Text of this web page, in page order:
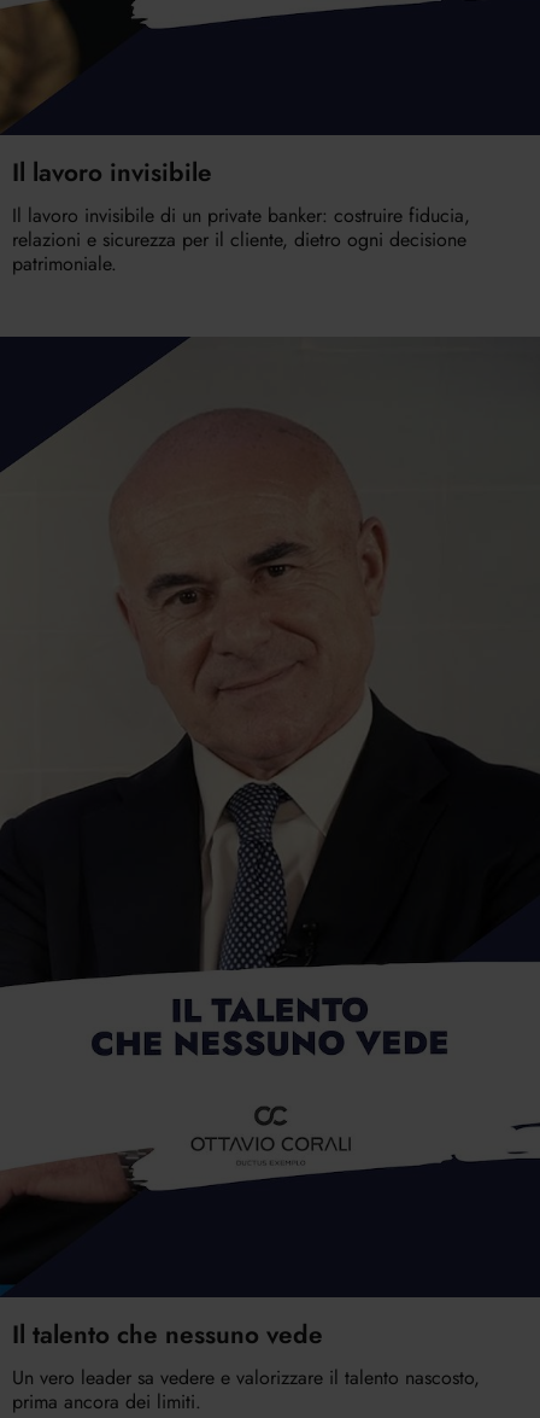
Il lavoro invisibile
Il lavoro invisibile di un private banker: costruire fiducia,
relazioni e sicurezza per il cliente, dietro ogni decisione
patrimoniale.
Il talento che nessuno vede
Un vero leader sa vedere e valorizzare il talento nascosto,
prima ancora dei limiti.